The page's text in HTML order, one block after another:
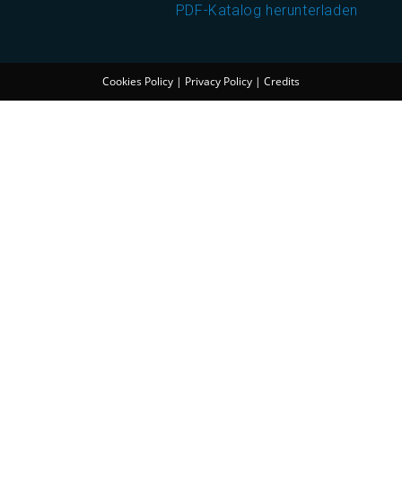
PDF-Katalog herunterladen
Cookies Policy | Privacy Policy | Credits